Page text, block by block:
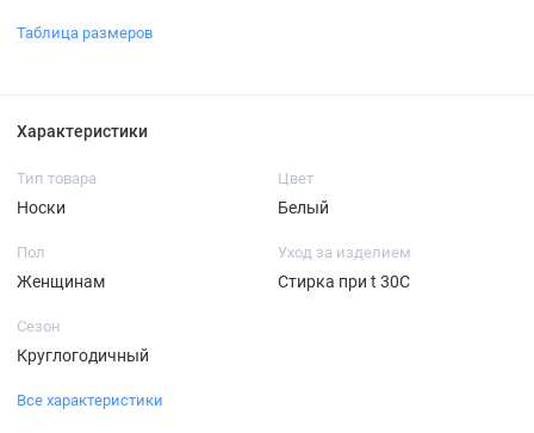
Таблица размеров
Характеристики
Тип товара
Носки
Цвет
Белый
Пол
Женщинам
Уход за изделием
Стирка при t 30С
Сезон
Круглогодичный
Все характеристики